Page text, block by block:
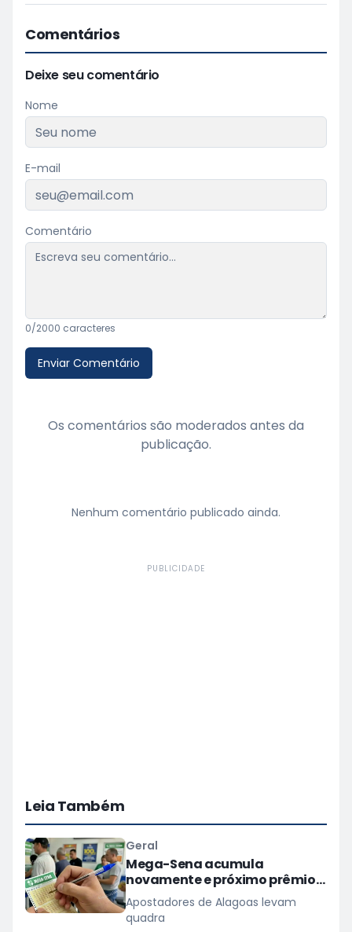
Comentários
Deixe seu comentário
Nome
E-mail
Comentário
0/2000 caracteres
Enviar Comentário
Os comentários são moderados antes da
publicação.
Nenhum comentário publicado ainda.
PUBLICIDADE
Leia Também
Geral
Mega-Sena acumula
novamente e próximo prêmio
chega a R$ 165 milhões
Apostadores de Alagoas levam
quadra